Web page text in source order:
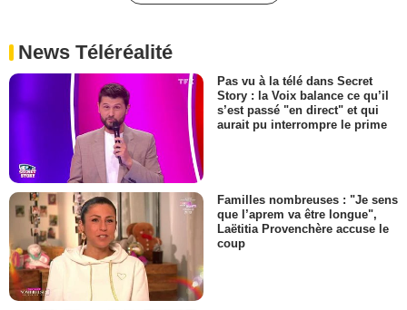
News Téléréalité
Pas vu à la télé dans Secret
Story : la Voix balance ce qu’il
s’est passé "en direct" et qui
aurait pu interrompre le prime
Familles nombreuses : "Je sens
que l’aprem va être longue",
Laëtitia Provenchère accuse le
coup